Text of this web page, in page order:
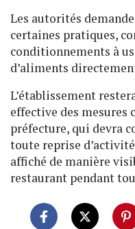
Les autorités
certaines pratiques,
conditionnements à
d’aliments
L’établissement
effective des mesures
préfecture, qui devra
toute reprise
affiché de manière
restaurant pendant